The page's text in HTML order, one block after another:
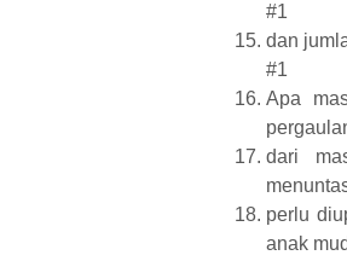
#1
dan
#1
Apa
dari
perlu
anak